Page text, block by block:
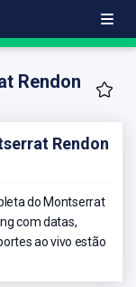
Rendon
Rendon
do Montserrat
com datas,
ao vivo estão